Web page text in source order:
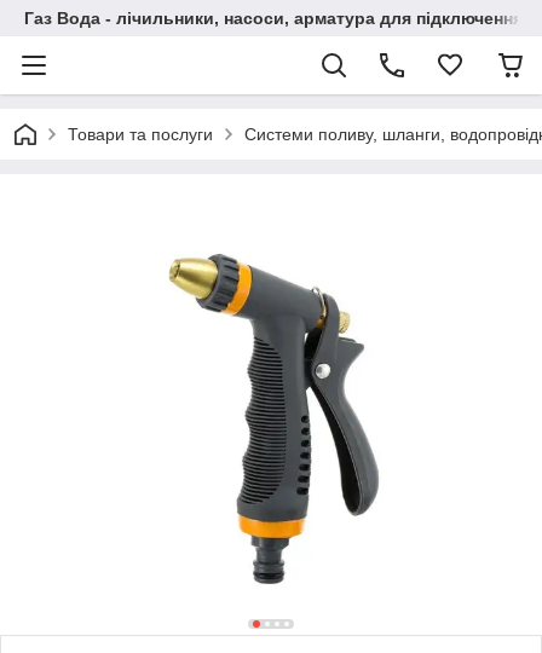
Газ Вода - лічильники, насоси, арматура для підключення,
Товари та послуги Системи поливу, шланги,